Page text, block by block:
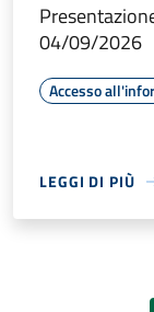
04/09/2026
Accesso
LEGGI DI PIÙ